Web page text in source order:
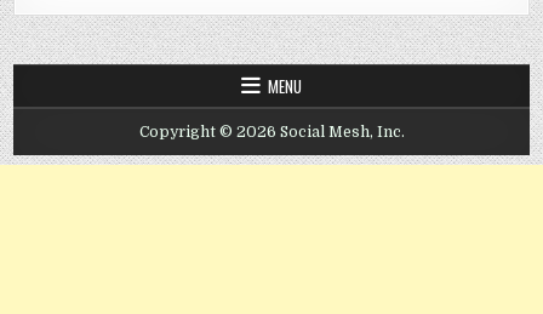
MENU
Copyright © 2026 Social Mesh, Inc.